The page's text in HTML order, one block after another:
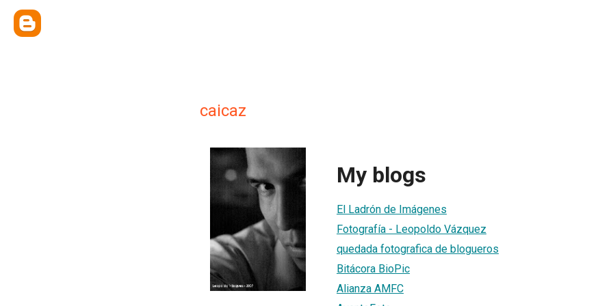
caicaz
My blogs
El Ladrón de Imágenes
Fotografía - Leopoldo Vázquez
quedada fotografica de blogueros
Bitácora BioPic
Alianza AMFC